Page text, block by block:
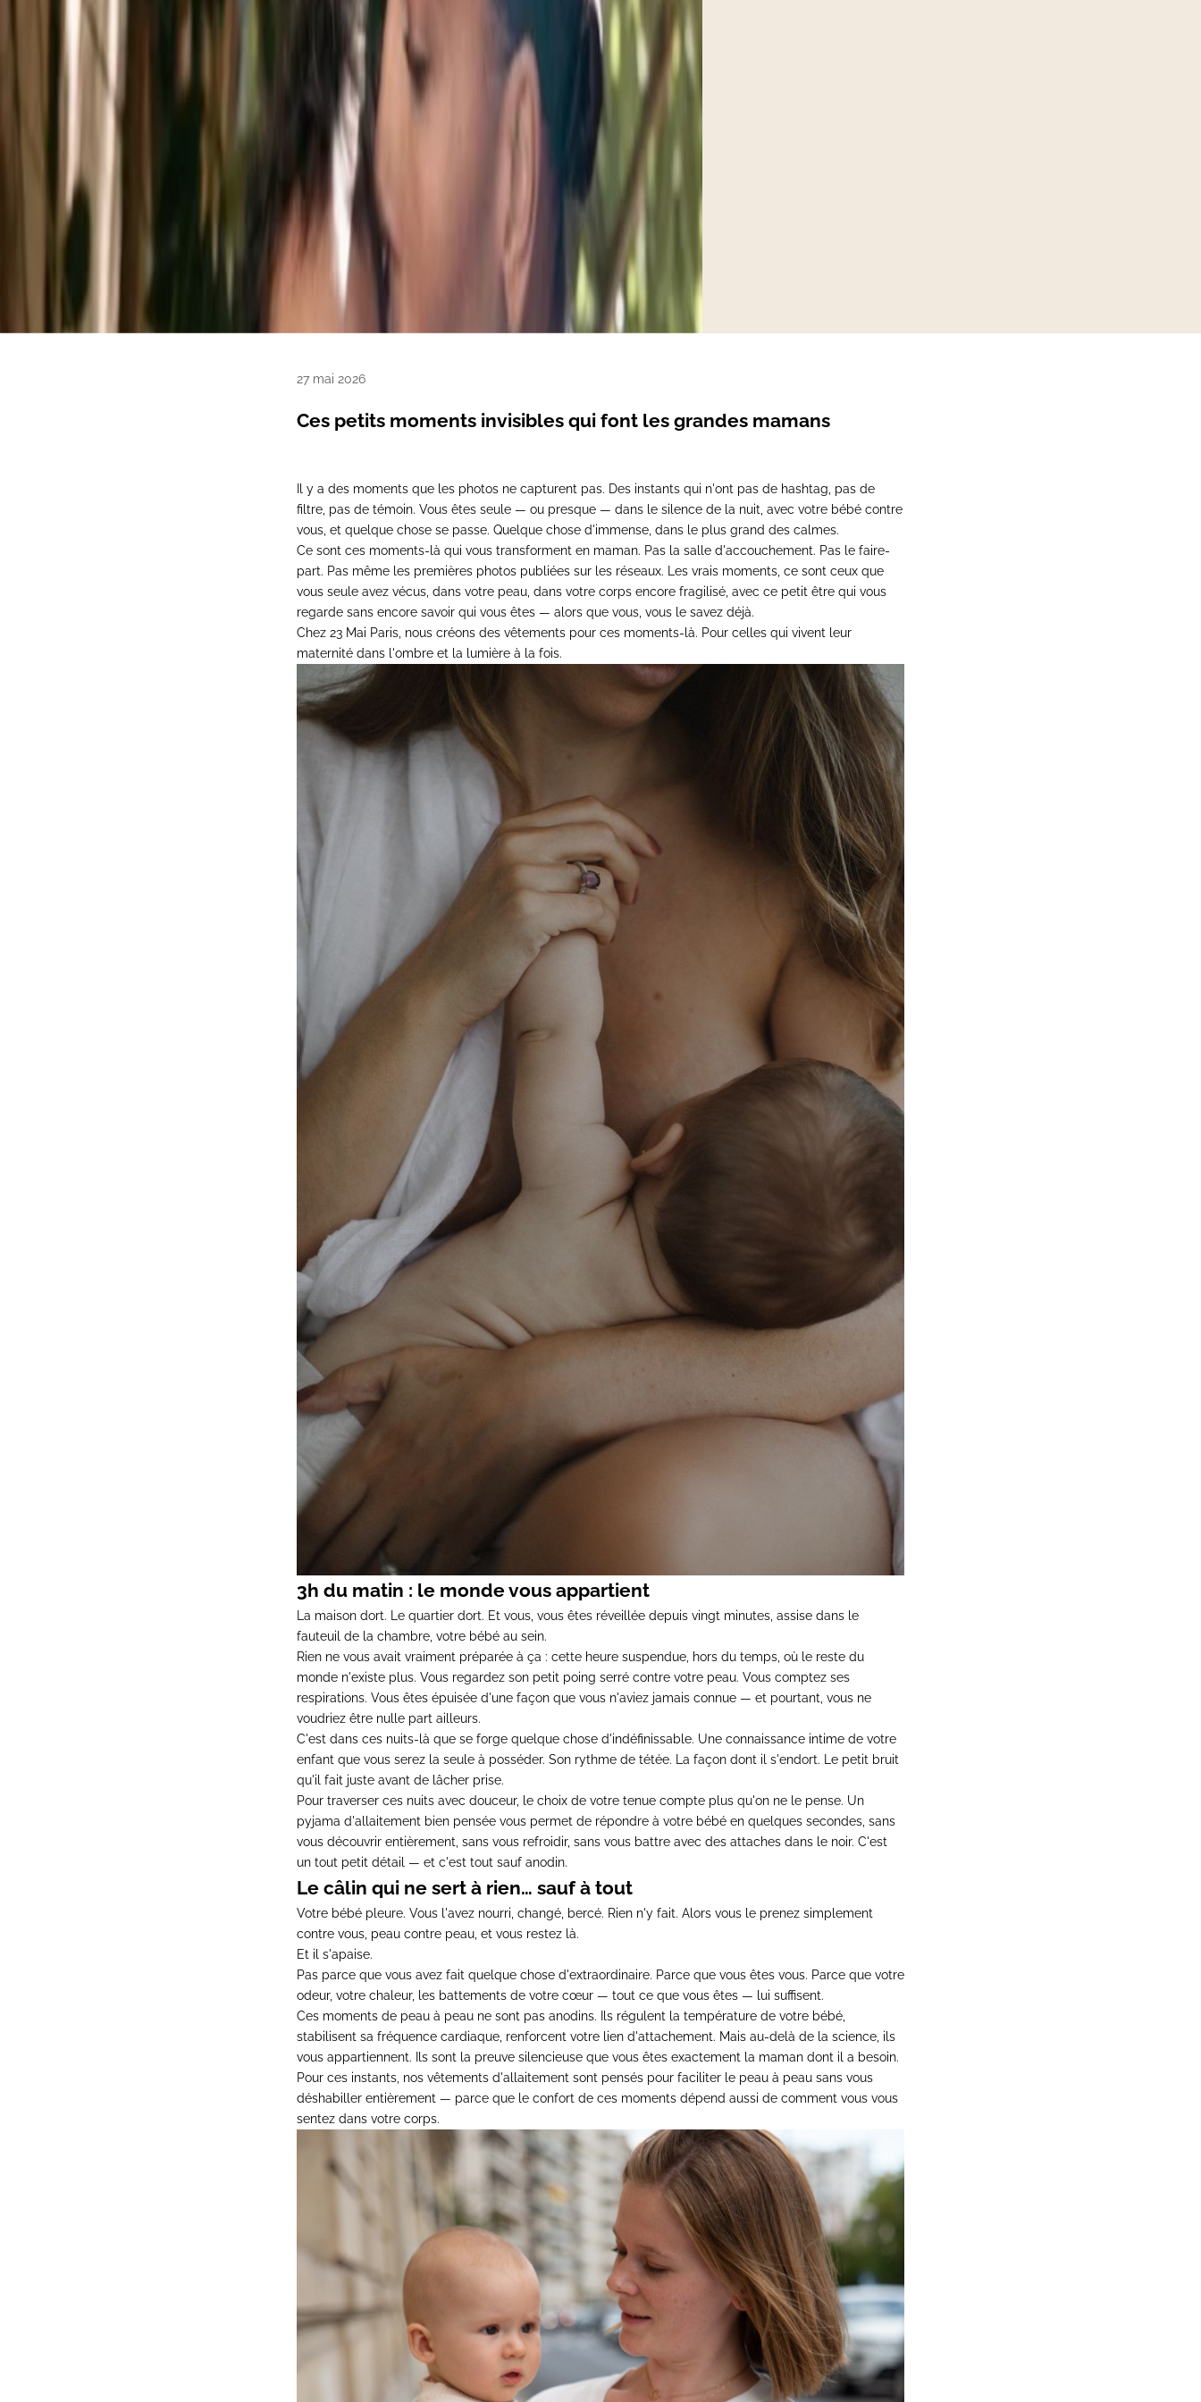
27 mai 2026
Ces petits moments invisibles qui font les grandes mamans
Il y a des moments que les photos ne capturent pas. Des instants qui n'ont pas de hashtag, pas de
filtre, pas de témoin. Vous êtes seule — ou presque — dans le silence de la nuit, avec votre bébé contre
vous, et quelque chose se passe. Quelque chose d'immense, dans le plus grand des calmes.
Ce sont ces moments-là qui vous transforment en maman. Pas la salle d'accouchement. Pas le faire-
part. Pas même les premières photos publiées sur les réseaux. Les vrais moments, ce sont ceux que
vous seule avez vécus, dans votre peau, dans votre corps encore fragilisé, avec ce petit être qui vous
regarde sans encore savoir qui vous êtes — alors que vous, vous le savez déjà.
Chez 23 Mai Paris, nous créons des vêtements pour ces moments-là. Pour celles qui vivent leur
maternité dans l'ombre et la lumière à la fois.
3h du matin : le monde vous appartient
La maison dort. Le quartier dort. Et vous, vous êtes réveillée depuis vingt minutes, assise dans le
fauteuil de la chambre, votre bébé au sein.
Rien ne vous avait vraiment préparée à ça : cette heure suspendue, hors du temps, où le reste du
monde n'existe plus. Vous regardez son petit poing serré contre votre peau. Vous comptez ses
respirations. Vous êtes épuisée d'une façon que vous n'aviez jamais connue — et pourtant, vous ne
voudriez être nulle part ailleurs.
C'est dans ces nuits-là que se forge quelque chose d'indéfinissable. Une connaissance intime de votre
enfant que vous serez la seule à posséder. Son rythme de tétée. La façon dont il s'endort. Le petit bruit
qu'il fait juste avant de lâcher prise.
Pour traverser ces nuits avec douceur, le choix de votre tenue compte plus qu'on ne le pense. Un
pyjama d'allaitement bien pensée vous permet de répondre à votre bébé en quelques secondes, sans
vous découvrir entièrement, sans vous refroidir, sans vous battre avec des attaches dans le noir. C'est
un tout petit détail — et c'est tout sauf anodin.
Le câlin qui ne sert à rien… sauf à tout
Votre bébé pleure. Vous l'avez nourri, changé, bercé. Rien n'y fait. Alors vous le prenez simplement
contre vous, peau contre peau, et vous restez là.
Et il s'apaise.
Pas parce que vous avez fait quelque chose d'extraordinaire. Parce que vous êtes vous. Parce que votre
odeur, votre chaleur, les battements de votre cœur — tout ce que vous êtes — lui suffisent.
Ces moments de peau à peau ne sont pas anodins. Ils régulent la température de votre bébé,
stabilisent sa fréquence cardiaque, renforcent votre lien d'attachement. Mais au-delà de la science, ils
vous appartiennent. Ils sont la preuve silencieuse que vous êtes exactement la maman dont il a besoin.
Pour ces instants, nos vêtements d'allaitement sont pensés pour faciliter le peau à peau sans vous
déshabiller entièrement — parce que le confort de ces moments dépend aussi de comment vous vous
sentez dans votre corps.